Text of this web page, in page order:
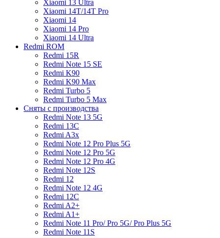
Xiaomi 13 Ultra
Xiaomi 14T/14T Pro
Xiaomi 14
Xiaomi 14 Pro
Xiaomi 14 Ultra
Redmi ROM
Redmi 15R
Redmi Note 15 SE
Redmi K90
Redmi K90 Max
Redmi Turbo 5
Redmi Turbo 5 Max
Сняты с производства
Redmi Note 13 5G
Redmi 13C
Redmi A3x
Redmi Note 12 Pro Plus 5G
Redmi Note 12 Pro 5G
Redmi Note 12 Pro 4G
Redmi Note 12S
Redmi 12
Redmi Note 12 4G
Redmi 12C
Redmi A2+
Redmi A1+
Redmi Note 11 Pro/ Pro 5G/ Pro Plus 5G
Redmi Note 11S